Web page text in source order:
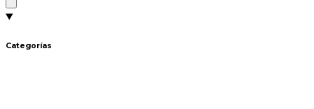
Categorías